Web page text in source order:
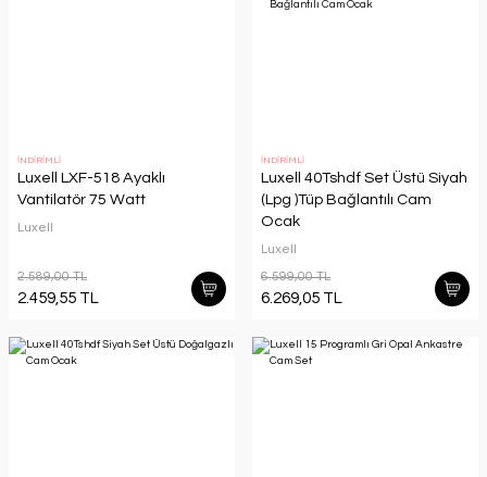
İNDİRİMLİ
Luxell LXF-518 Ayaklı
Vantilatör 75 Watt
Luxell
2.589,00 TL
2.459,55 TL
İNDİRİMLİ
Luxell 40Tshdf Set Üstü Siyah
(Lpg )Tüp Bağlantılı Cam
Ocak
Luxell
6.599,00 TL
6.269,05 TL